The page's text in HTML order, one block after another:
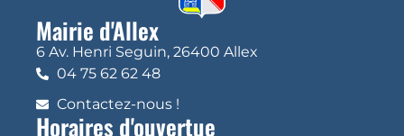
Mairie d'Allex
6 Av. Henri Seguin, 26400 Allex
04 75 62 62 48
Contactez-nous !
Horaires d'ouvertue